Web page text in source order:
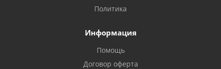
Политика
Информация
Помощь
Договор оферта